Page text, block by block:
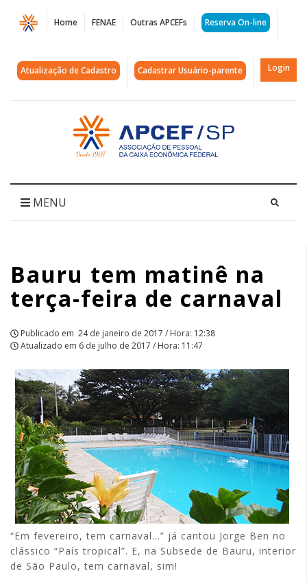
Página
Bauru
tem
de
APCEF/SP
Home FENAE Outras APCEFs Reserva On-line
Atualização de Cadastro Cadastrar Usuário-parente Login
Acessar
página
inicial
MENU
Bauru tem matinê na
terça-feira de carnaval
Publicado em 24 de janeiro de 2017 / Hora: 12:38
Atualizado em 6 de julho de 2017 / Hora: 11:47
“Em fevereiro, tem carnaval…” já cantou Jorge Ben no
clássico “País tropical”. E, na Subsede de Bauru, interior
de São Paulo, tem carnaval, sim!